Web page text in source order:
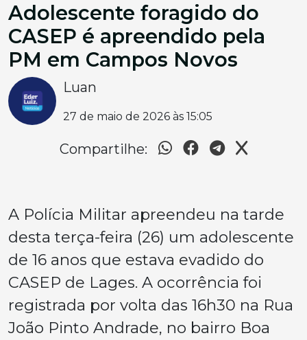
Adolescente foragido do
CASEP é apreendido pela
PM em Campos Novos
Luan
27 de maio de 2026 às 15:05
Compartilhe:
A Polícia Militar apreendeu na tarde
desta terça-feira (26) um adolescente
de 16 anos que estava evadido do
CASEP de Lages. A ocorrência foi
registrada por volta das 16h30 na Rua
João Pinto Andrade, no bairro Boa